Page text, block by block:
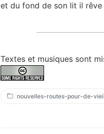
et du fond de son lit il rêve
Textes et musiques sont
nouvelles-routes-pour-de-